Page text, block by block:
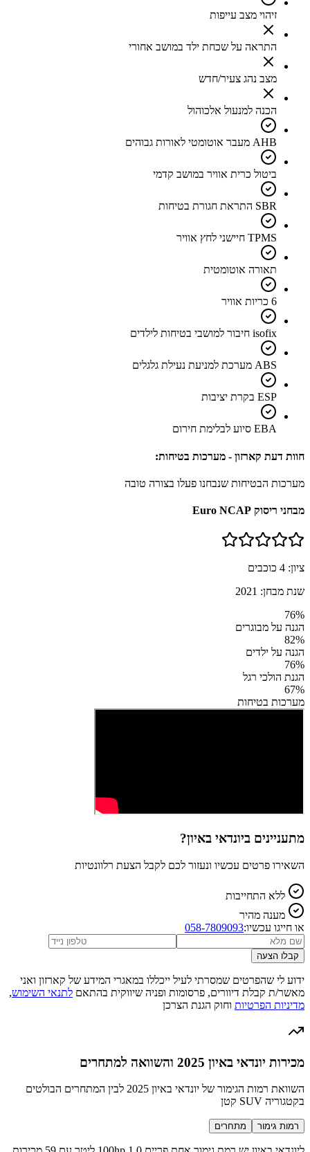
זיהוי מצב עייפות
התראה על שכחת ילד במושב אחורי
מצב נהג צעיר/חדש
הכנה למנעול אלכוהול
AHB מעבר אוטומטי לאורות גבוהים
ביטול כרית אוויר במושב קדמי
SBR התראת חגורת בטיחות
TPMS חיישני לחץ אוויר
תאורה אוטומטית
6 כריות אוויר
isofix חיבור למושבי בטיחות לילדים
ABS מערכת למניעת נעילת גלגלים
ESP בקרת יציבות
EBA סיוע לבלימת חירום
חוות דעת קארזון - מערכות בטיחות:
מערכות הבטיחות שנבחנו פעלו בצורה טובה
מבחני ריסוק Euro NCAP
ציון: 4 כוכבים
שנת מבחן: 2021
76%
הגנה על מבוגרים
82%
הגנה על ילדים
76%
הגנת הולכי רגל
67%
מערכות בטיחות
מתעניינים ביונדאי באיון?
השאירו פרטים עכשיו ונעזור לכם לקבל הצעת רלוונטיות
ללא התחייבות
מענה מהיר
או חייגו עכשיו:058-7809093
קבלו הצעה
ידוע לי שהפרטים שמסרתי לעיל ייכללו במאגרי המידע של קארזון ואני
מאשר/ת קבלת דיוורים, פרסומות ופניה שיווקית בהתאם לתנאי השימוש,
מדיניות הפרטיות וחוק הגנת הצרכן
מכירות יונדאי באיון 2025 והשוואה למתחרים
השוואת רמות הגימור של יונדאי באיון 2025 לבין המתחרים הבולטים
בקטגוריה SUV קטן
רמות גימור מתחרים